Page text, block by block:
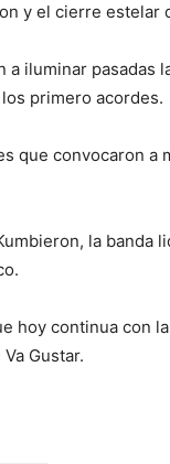
y el cierre estelar
iluminar pasadas
primero acordes.
que convocaron a
la banda
hoy continua con
Gustar.